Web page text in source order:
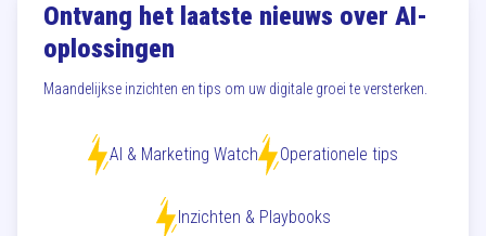
Ontvang het laatste nieuws over AI-
oplossingen
Maandelijkse inzichten en tips om uw digitale groei te versterken.
AI & Marketing Watch Operationele tips
Inzichten & Playbooks